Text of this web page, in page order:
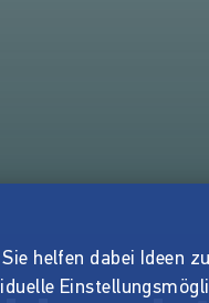
helfen dabei Ideen